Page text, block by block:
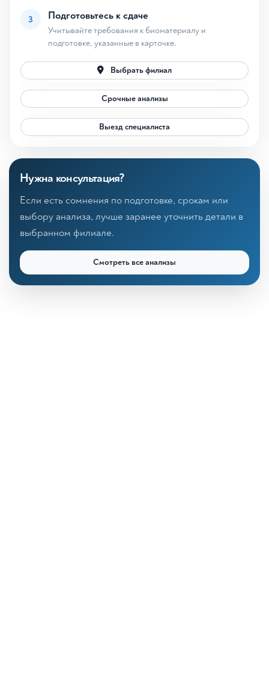
3 Подготовьтесь к сдаче
Учитывайте требования к биоматериалу и
подготовке, указанные в карточке.
Выбрать филиал
Срочные анализы
Выезд специалиста
Нужна консультация?
Если есть сомнения по подготовке, срокам или
выбору анализа, лучше заранее уточнить детали в
выбранном филиале.
Смотреть все анализы